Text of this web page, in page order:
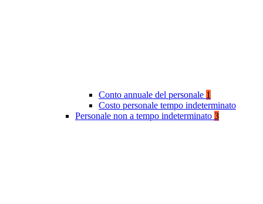
Conto annuale del personale 1
Costo personale tempo indeterminato
Personale non a tempo indeterminato 3